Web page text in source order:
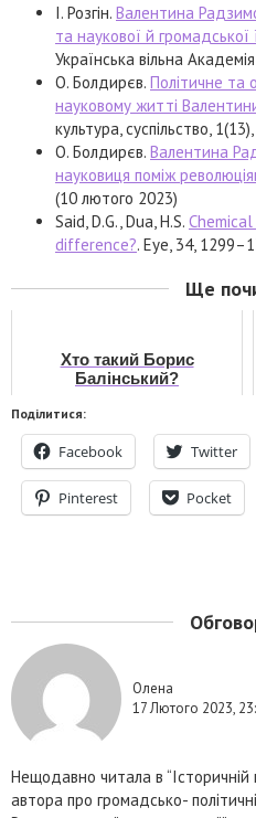
І. Розгін. Валентина
та наукової й громадської
Українська вільна
О. Болдирєв. Політичне та
науковому житті
культура, суспільство,
О. Болдирєв. Валентина
науковиця поміж
(10 лютого 2023)
Said, D.G., Dua, H.S.
difference?. Eye, 34,
Ще
Хто такий Борис
Балінський?
Поділитися:
Facebook Twitter
Pinterest Pocket
Олена
17 Лютого 2023,
Нещодавно читала в
автора про громадсько-